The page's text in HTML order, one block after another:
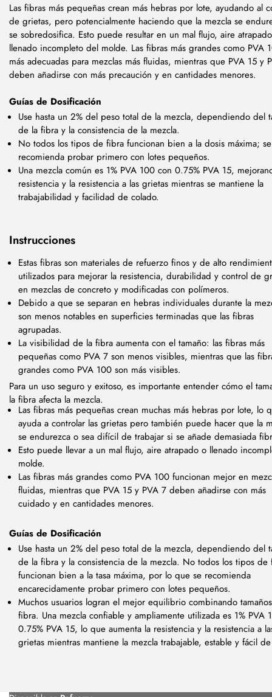
Las fibras más pequeñas crean más hebras por lote, ayudando al
de grietas, pero potencialmente haciendo que la mezcla se
se sobredosifica. Esto puede resultar en un mal flujo, aire
llenado incompleto del molde. Las fibras más grandes como PVA
más adecuadas para mezclas más fluidas, mientras que PVA 15 y
deben añadirse con más precaución y en cantidades menores.
Guías de Dosificación
Use hasta un 2% del peso total de la mezcla, dependiendo del
de la fibra y la consistencia de la mezcla.
No todos los tipos de fibra funcionan bien a la dosis máxima; se
recomienda probar primero con lotes pequeños.
Una mezcla común es 1% PVA 100 con 0.75% PVA 15,
resistencia y la resistencia a las grietas mientras se mantiene la
trabajabilidad y facilidad de colado.
Instrucciones
Estas fibras son materiales de refuerzo finos y de alto
utilizados para mejorar la resistencia, durabilidad y control de
en mezclas de concreto y modificadas con polímeros.
Debido a que se separan en hebras individuales durante la
son menos notables en superficies terminadas que las fibras
agrupadas.
La visibilidad de la fibra aumenta con el tamaño: las fibras más
pequeñas como PVA 7 son menos visibles, mientras que las
grandes como PVA 100 son más visibles.
Para un uso seguro y exitoso, es importante entender cómo el
la fibra afecta la mezcla.
Las fibras más pequeñas crean muchas más hebras por lote, lo
ayuda a controlar las grietas pero también puede hacer que la
se endurezca o sea difícil de trabajar si se añade demasiada
Esto puede llevar a un mal flujo, aire atrapado o llenado
molde.
Las fibras más grandes como PVA 100 funcionan mejor en
fluidas, mientras que PVA 15 y PVA 7 deben añadirse con más
cuidado y en cantidades menores.
Guías de Dosificación
Use hasta un 2% del peso total de la mezcla, dependiendo del
de la fibra y la consistencia de la mezcla. No todos los tipos de
funcionan bien a la tasa máxima, por lo que se recomienda
encarecidamente probar primero con lotes pequeños.
Muchos usuarios logran el mejor equilibrio combinando
fibra. Una mezcla confiable y ampliamente utilizada es 1% PVA
0.75% PVA 15, lo que aumenta la resistencia y la resistencia a
grietas mientras mantiene la mezcla trabajable, estable y fácil